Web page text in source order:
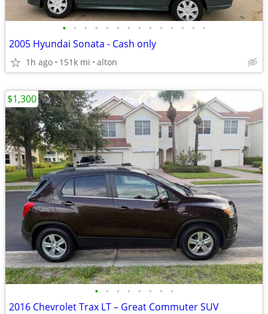
• • • • • • • • • • • • • •
2005 Hyundai Sonata - Cash only
1h ago 151k mi alton
• • • • • • • •
2016 Chevrolet Trax LT – Great Commuter SUV
$1,300